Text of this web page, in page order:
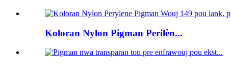
Koloran Nylon Pigman Perilèn...